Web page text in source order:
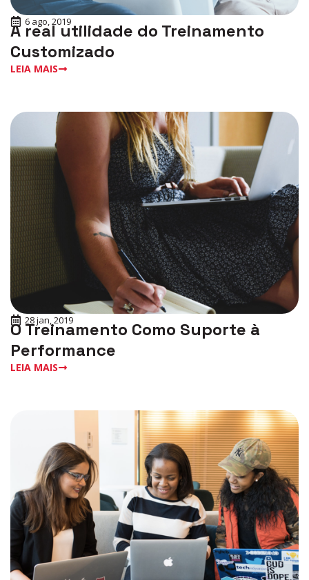
6 ago, 2019
A real utilidade do Treinamento
Customizado
LEIA MAIS
28 jan, 2019
O Treinamento Como Suporte à
Performance
LEIA MAIS